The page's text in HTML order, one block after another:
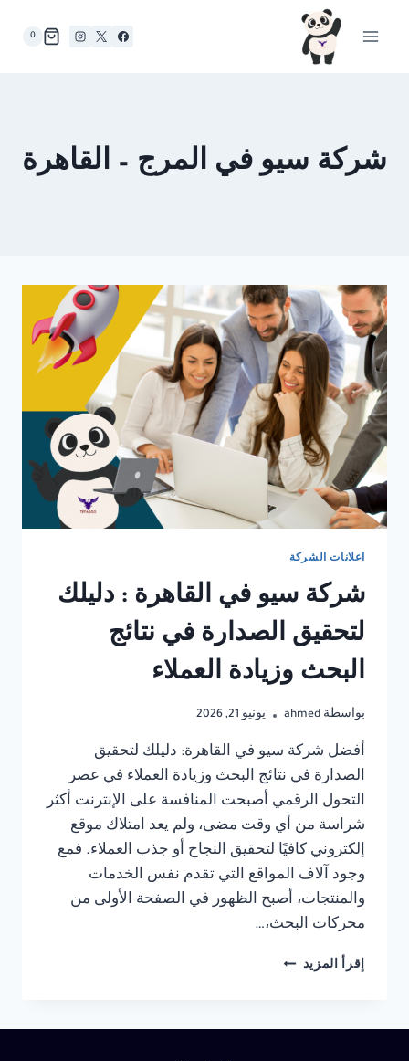
0
شركة سيو في المرج – القاهرة
اعلانات الشركة
شركة سيو في القاهرة : دليلك
لتحقيق الصدارة في نتائج
البحث وزيادة العملاء
بواسطة ahmed يونيو 21, 2026
أفضل شركة سيو في القاهرة: دليلك لتحقيق
الصدارة في نتائج البحث وزيادة العملاء في عصر
التحول الرقمي أصبحت المنافسة على الإنترنت أكثر
شراسة من أي وقت مضى، ولم يعد امتلاك موقع
إلكتروني كافيًا لتحقيق النجاح أو جذب العملاء. فمع
وجود آلاف المواقع التي تقدم نفس الخدمات
والمنتجات، أصبح الظهور في الصفحة الأولى من
محركات البحث،…
إقرأ المزيد شركة